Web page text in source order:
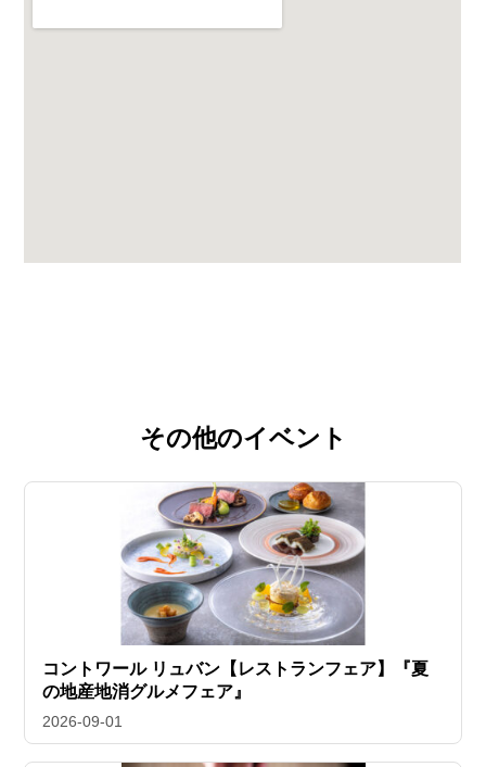
その他のイベント
コントワール リュバン【レストランフェア】『夏
の地産地消グルメフェア』
2026-09-01